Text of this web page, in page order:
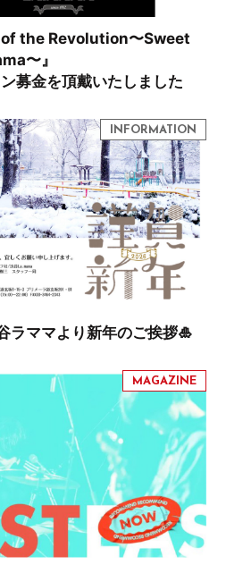
of the Revolution〜Sweet
〜』
募金を頂戴いたしました
ラママより新年のご挨拶🎍